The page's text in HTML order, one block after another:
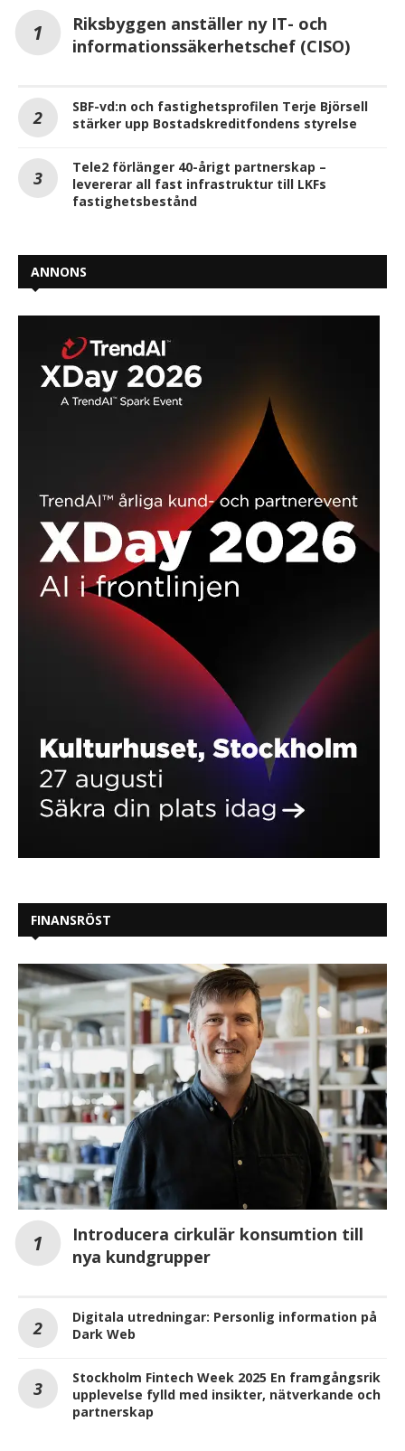
Riksbyggen anställer ny IT- och
informationssäkerhetschef (CISO)
SBF-vd:n och fastighetsprofilen Terje Björsell
stärker upp Bostadskreditfondens styrelse
Tele2 förlänger 40-årigt partnerskap –
levererar all fast infrastruktur till LKFs
fastighetsbestånd
ANNONS
FINANSRÖST
Introducera cirkulär konsumtion till
nya kundgrupper
Digitala utredningar: Personlig information på
Dark Web
Stockholm Fintech Week 2025 En framgångsrik
upplevelse fylld med insikter, nätverkande och
partnerskap